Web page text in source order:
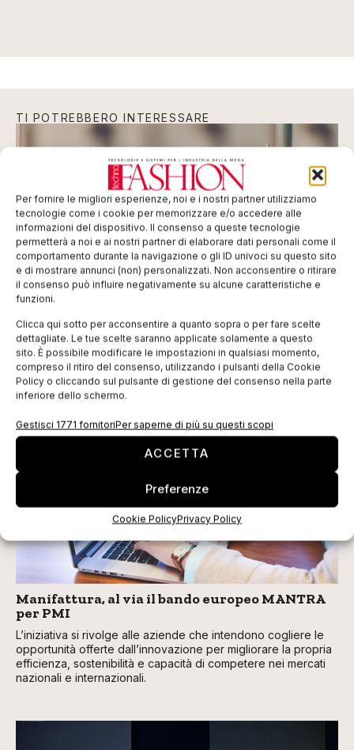
Per fornire le migliori esperienze, noi e i nostri partner utilizziamo
tecnologie come i cookie per memorizzare e/o accedere alle
informazioni del dispositivo. Il consenso a queste tecnologie
permetterà a noi e ai nostri partner di elaborare dati personali come il
comportamento durante la navigazione o gli ID univoci su questo sito
e di mostrare annunci (non) personalizzati. Non acconsentire o ritirare
il consenso può influire negativamente su alcune caratteristiche e
funzioni.
Clicca qui sotto per acconsentire a quanto sopra o per fare scelte
dettagliate. Le tue scelte saranno applicate solamente a questo
sito. È possibile modificare le impostazioni in qualsiasi momento,
compreso il ritiro del consenso, utilizzando i pulsanti della Cookie
Policy o cliccando sul pulsante di gestione del consenso nella parte
inferiore dello schermo.
Gestisci 1771 fornitoriPer saperne di più su questi scopi
ACCETTA
Preferenze
Cookie PolicyPrivacy Policy
TI POTREBBERO INTERESSARE
Macchine tessili, segnali incoraggianti per la
Sebbene il confronto con il secondo trimestre del 2025 risulti
penalizzato da una base comparativa particolarmente
elevata, l’analisi congiunturale evidenzia segnali di netta
ripresa.
Manifattura, al via il bando europeo MANTRA
per PMI
L’iniziativa si rivolge alle aziende che intendono cogliere le
opportunità offerte dall’innovazione per migliorare la propria
efficienza, sostenibilità e capacità di competere nei mercati
nazionali e internazionali.